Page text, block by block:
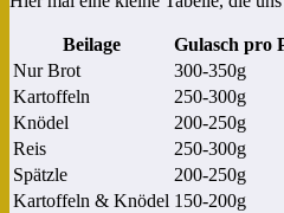
Beilage
Gulasch pro
Nur Brot
300-350g
Kartoffeln
250-300g
Knödel
200-250g
Reis
250-300g
Spätzle
200-250g
Kartoffeln & Knödel 150-200g